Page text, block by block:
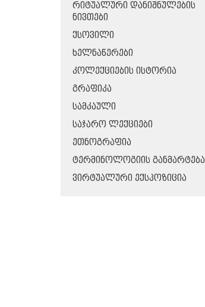
ᲠᲘᲢᲣᲐᲚᲣᲠᲘ ᲓᲐᲜᲘᲨᲜᲣᲚᲔᲑᲘᲡ
ᲜᲘᲕᲗᲔᲑᲘ
ᲥᲡᲝᲕᲘᲚᲘ
ᲮᲔᲚᲜᲐᲬᲔᲠᲔᲑᲘ
ᲙᲝᲚᲔᲥᲪᲘᲔᲑᲘᲡ ᲘᲡᲢᲝᲠᲘᲐ
ᲒᲠᲐᲤᲘᲙᲐ
ᲡᲐᲛᲙᲐᲣᲚᲘ
ᲡᲐᲯᲐᲠᲝ ᲚᲔᲥᲪᲘᲔᲑᲘ
ᲔᲗᲜᲝᲒᲠᲐᲤᲘᲐ
ᲢᲔᲠᲛᲘᲜᲝᲚᲝᲒᲘᲘᲡ ᲒᲐᲜᲛᲐᲠᲢᲔᲑᲐ
ᲕᲘᲠᲢᲣᲐᲚᲣᲠᲘ ᲔᲥᲡᲞᲝᲖᲘᲪᲘᲐ